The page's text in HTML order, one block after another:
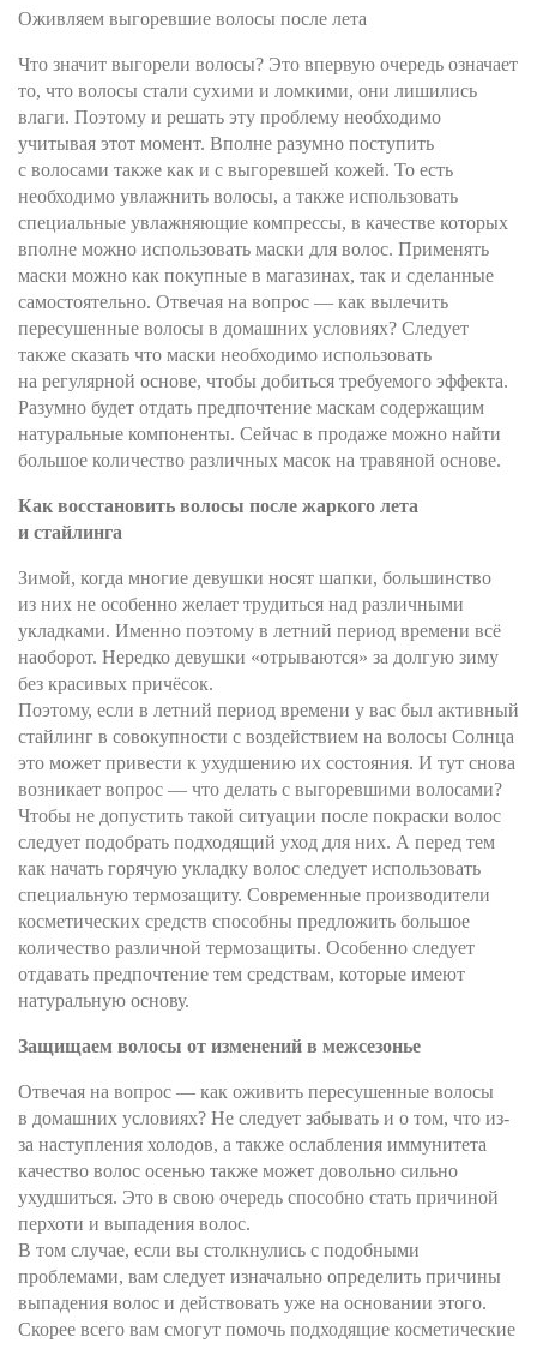
Оживляем выгоревшие волосы после лета
Что значит выгорели волосы? Это впервую очередь означает
то, что волосы стали сухими и ломкими, они лишились
влаги. Поэтому и решать эту проблему необходимо
учитывая этот момент. Вполне разумно поступить
с волосами также как и с выгоревшей кожей. То есть
необходимо увлажнить волосы, а также использовать
специальные увлажняющие компрессы, в качестве которых
вполне можно использовать маски для волос. Применять
маски можно как покупные в магазинах, так и сделанные
самостоятельно. Отвечая на вопрос — как вылечить
пересушенные волосы в домашних условиях? Следует
также сказать что маски необходимо использовать
на регулярной основе, чтобы добиться требуемого эффекта.
Разумно будет отдать предпочтение маскам содержащим
натуральные компоненты. Сейчас в продаже можно найти
большое количество различных масок на травяной основе.
Как восстановить волосы после жаркого лета
и стайлинга
Зимой, когда многие девушки носят шапки, большинство
из них не особенно желает трудиться над различными
укладками. Именно поэтому в летний период времени всё
наоборот. Нередко девушки «отрываются» за долгую зиму
без красивых причёсок.
Поэтому, если в летний период времени у вас был активный
стайлинг в совокупности с воздействием на волосы Солнца
это может привести к ухудшению их состояния. И тут снова
возникает вопрос — что делать с выгоревшими волосами?
Чтобы не допустить такой ситуации после покраски волос
следует подобрать подходящий уход для них. А перед тем
как начать горячую укладку волос следует использовать
специальную термозащиту. Современные производители
косметических средств способны предложить большое
количество различной термозащиты. Особенно следует
отдавать предпочтение тем средствам, которые имеют
натуральную основу.
Защищаем волосы от изменений в межсезонье
Отвечая на вопрос — как оживить пересушенные волосы
в домашних условиях? Не следует забывать и о том, что из-
за наступления холодов, а также ослабления иммунитета
качество волос осенью также может довольно сильно
ухудшиться. Это в свою очередь способно стать причиной
перхоти и выпадения волос.
В том случае, если вы столкнулись с подобными
проблемами, вам следует изначально определить причины
выпадения волос и действовать уже на основании этого.
Скорее всего вам смогут помочь подходящие косметические